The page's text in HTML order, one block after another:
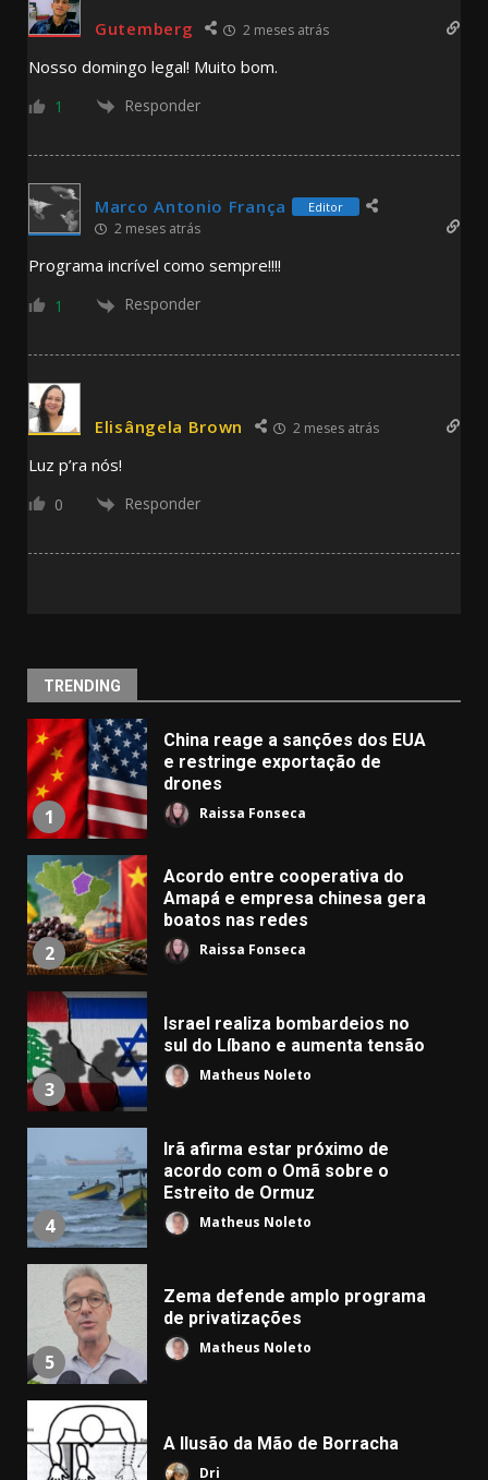
Gutemberg 2 meses atrás
Nosso domingo legal! Muito bom.
1 Responder
Marco Antonio França Editor
2 meses atrás
Programa incrível como sempre!!!!
1 Responder
Elisângela Brown 2 meses atrás
Luz p’ra nós!
0 Responder
TRENDING
1
China reage a sanções dos EUA
e restringe exportação de
drones
Raissa Fonseca
2
Acordo entre cooperativa do
Amapá e empresa chinesa gera
boatos nas redes
Raissa Fonseca
3
Israel realiza bombardeios no
sul do Líbano e aumenta tensão
Matheus Noleto
4
Irã afirma estar próximo de
acordo com o Omã sobre o
Estreito de Ormuz
Matheus Noleto
5
Zema defende amplo programa
de privatizações
Matheus Noleto
A Ilusão da Mão de Borracha
Dri